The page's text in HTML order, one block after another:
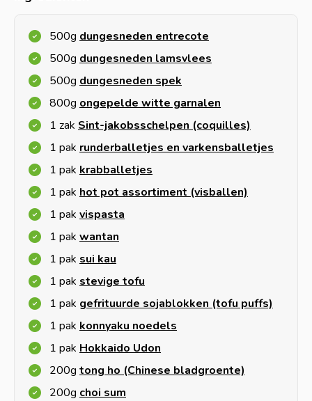
500g dungesneden entrecote
500g dungesneden lamsvlees
500g dungesneden spek
800g ongepelde witte garnalen
1 zak Sint-jakobsschelpen (coquilles)
1 pak runderballetjes en varkensballetjes
1 pak krabballetjes
1 pak hot pot assortiment (visballen)
1 pak vispasta
1 pak wantan
1 pak sui kau
1 pak stevige tofu
1 pak gefrituurde sojablokken (tofu puffs)
1 pak konnyaku noedels
1 pak Hokkaido Udon
200g tong ho (Chinese bladgroente)
200g choi sum